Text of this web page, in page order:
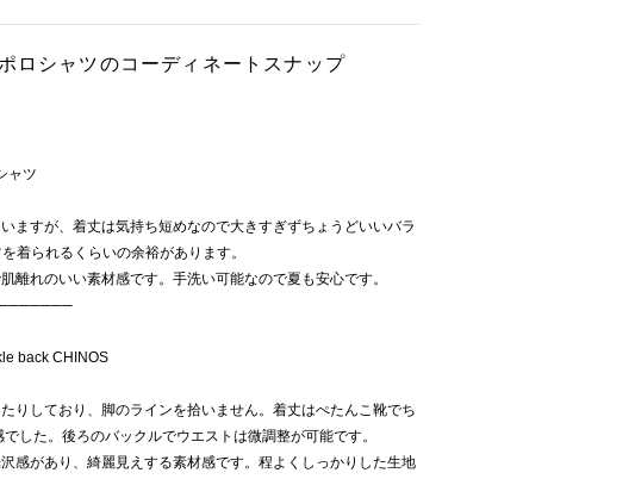
ロシャツのコーディネートスナップ
ャツ
ますが、着丈は気持ち短めなので大きすぎずちょうどいいバラ
着られるくらいの余裕があります。
離れのいい素材感です。手洗い可能なので夏も安心です。
back CHINOS
りしており、脚のラインを拾いません。着丈はぺたんこ靴でち
した。後ろのバックルでウエストは微調整が可能です。
感があり、綺麗見えする素材感です。程よくしっかりした生地